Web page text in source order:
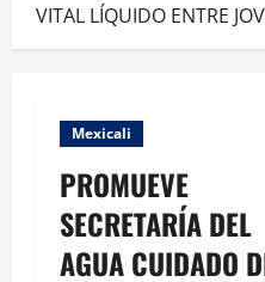
VITAL LÍQUIDO ENTRE
Mexicali
PROMUEVE
SECRETARÍA DEL
AGUA CUIDADO